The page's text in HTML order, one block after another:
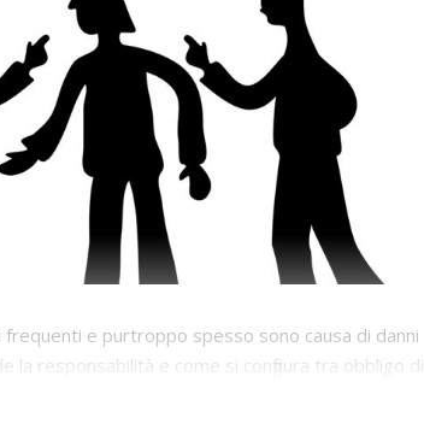
e purtroppo spesso sono causa di danni
la responsabilità e come si configura tra obbligo di